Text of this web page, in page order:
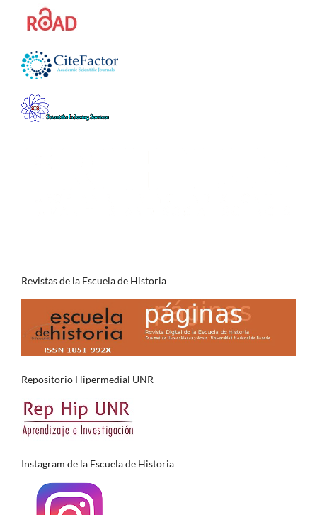
Revistas de la Escuela de Historia
Repositorio Hipermedial UNR
Instagram de la Escuela de Historia